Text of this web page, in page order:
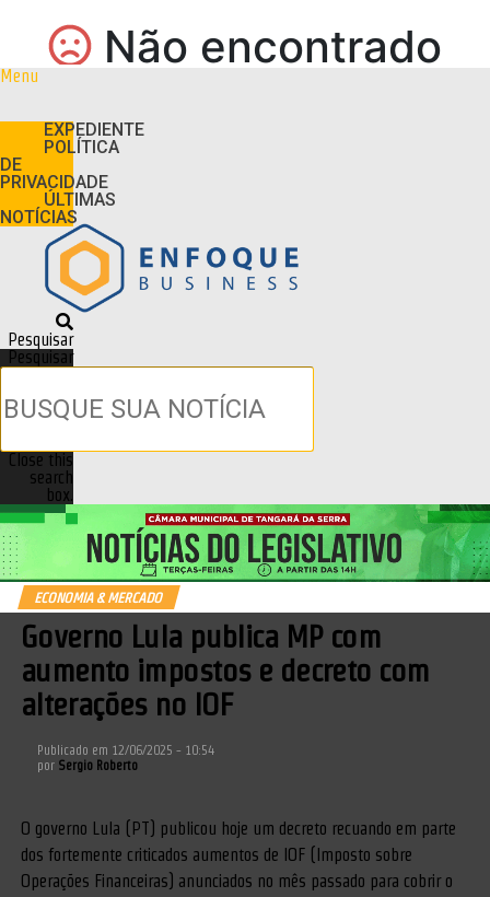
Menu
EXPEDIENTE
POLÍTICA
DE
PRIVACIDADE
ÚLTIMAS
NOTÍCIAS
Pesquisar
Pesquisar
Close this
search
box.
ECONOMIA & MERCADO
Governo Lula publica MP com
aumento impostos e decreto com
alterações no IOF
Publicado em 12/06/2025 - 10:54
por Sergio Roberto
O governo Lula (PT) publicou hoje um decreto recuando em parte
dos fortemente criticados aumentos de IOF (Imposto sobre
Operações Financeiras) anunciados no mês passado para cobrir o